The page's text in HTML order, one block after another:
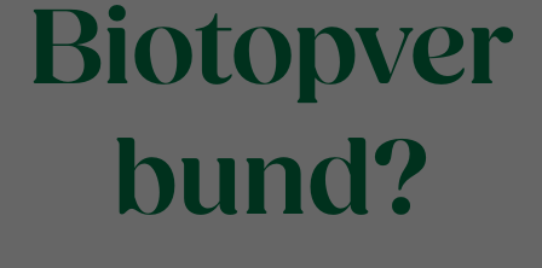
Biotopver
bund?